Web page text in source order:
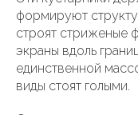
формируют
строят стриженые
экраны вдоль
единственной
виды стоят голыми.